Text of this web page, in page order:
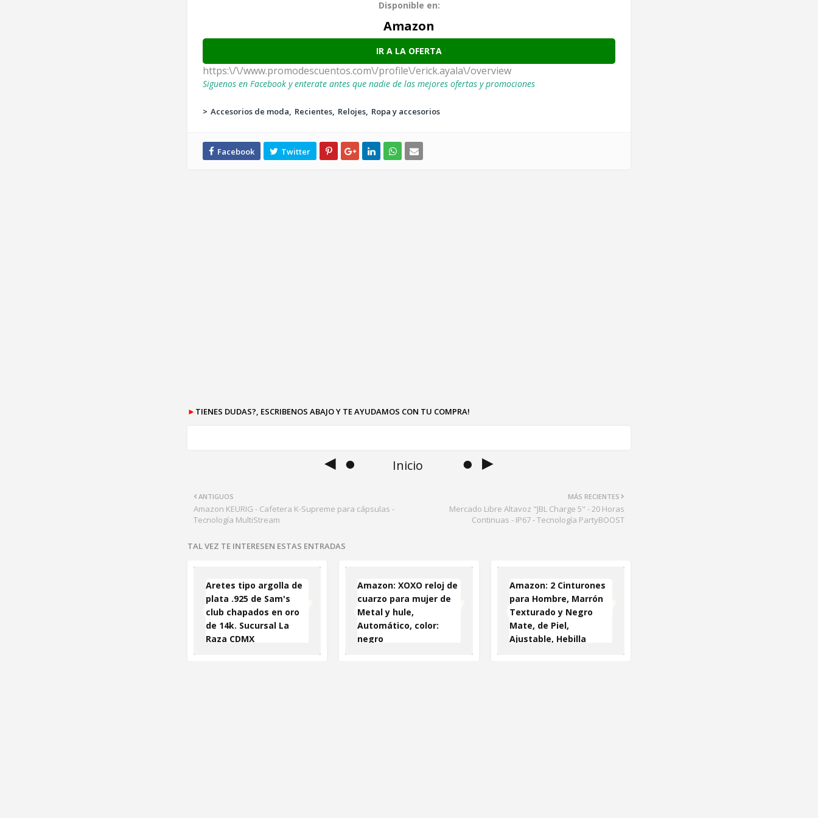
Disponible en:
Amazon
IR A LA OFERTA
https:\/\/www.promodescuentos.com\/profile\/erick.ayala\/overview
Siguenos en Facebook y enterate antes que nadie de las mejores ofertas y promociones
> Accesorios de moda Recientes Relojes Ropa y accesorios
► TIENES DUDAS?, ESCRIBENOS ABAJO Y TE AYUDAMOS CON TU COMPRA!
◄ ● Inicio ● ►
MÁS RECIENTES
Mercado Libre Altavoz "JBL Charge 5" - 20 Horas
Continuas - IP67 - Tecnología PartyBOOST
ANTIGUOS
Amazon KEURIG - Cafetera K-Supreme para cápsulas -
Tecnología MultiStream
TAL VEZ TE INTERESEN ESTAS ENTRADAS
Aretes tipo argolla de
plata .925 de Sam's
club chapados en oro
de 14k. Sucursal La
Raza CDMX
Amazon: XOXO reloj de
cuarzo para mujer de
Metal y hule,
Automático, color:
negro
Amazon: 2 Cinturones
para Hombre, Marrón
Texturado y Negro
Mate, de Piel,
Ajustable, Hebilla